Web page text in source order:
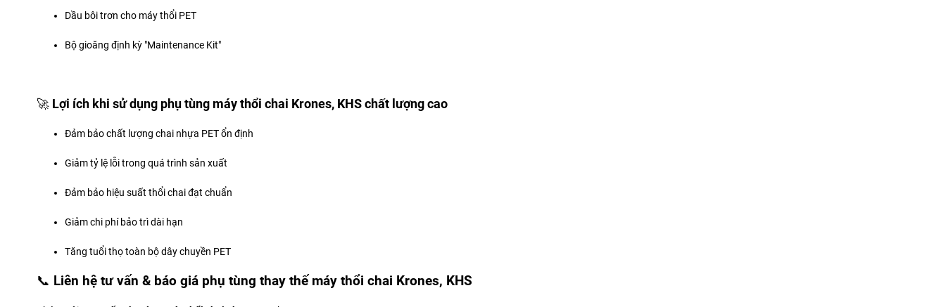
Dầu bôi trơn cho máy thổi PET
Bộ gioăng định kỳ "Maintenance Kit"
🚀 Lợi ích khi sử dụng phụ tùng máy thổi chai Krones, KHS chất lượng cao
Đảm bảo chất lượng chai nhựa PET ổn định
Giảm tỷ lệ lỗi trong quá trình sản xuất
Đảm bảo hiệu suất thổi chai đạt chuẩn
Giảm chi phí bảo trì dài hạn
Tăng tuổi thọ toàn bộ dây chuyền PET
📞 Liên hệ tư vấn & báo giá phụ tùng thay thế máy thổi chai Krones, KHS